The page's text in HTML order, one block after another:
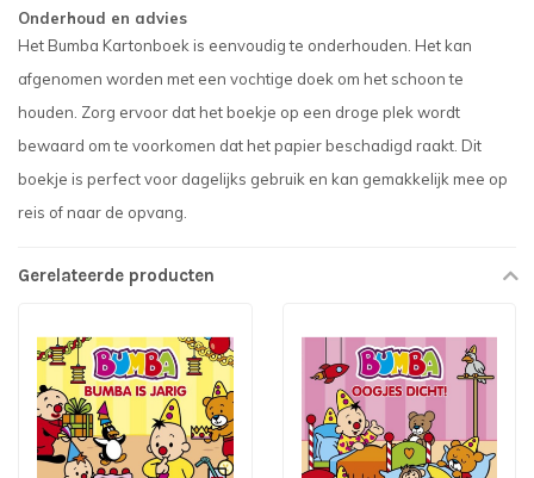
Onderhoud en advies
Het Bumba Kartonboek is eenvoudig te onderhouden. Het kan
afgenomen worden met een vochtige doek om het schoon te
houden. Zorg ervoor dat het boekje op een droge plek wordt
bewaard om te voorkomen dat het papier beschadigd raakt. Dit
boekje is perfect voor dagelijks gebruik en kan gemakkelijk mee op
reis of naar de opvang.
Gerelateerde producten